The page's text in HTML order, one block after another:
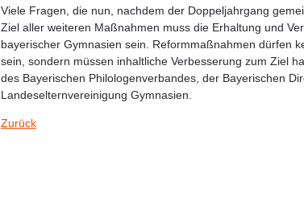
Viele Fragen, die nun, nachdem der Doppeljahrgang
Ziel aller weiteren Maßnahmen muss die Erhaltung und
bayerischer Gymnasien sein. Reformmaßnahmen dürfen
sein, sondern müssen inhaltliche Verbesserung zum Ziel
des Bayerischen Philologenverbandes, der Bayerischen
Landeselternvereinigung Gymnasien.
Zurück